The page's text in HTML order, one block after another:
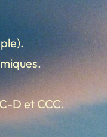
D et CCC.